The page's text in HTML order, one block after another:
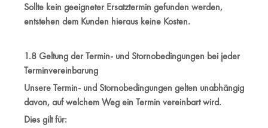
Sollte kein geeigneter Ersatztermin gefunden werden,
entstehen dem Kunden hieraus keine Kosten.
1.8 Geltung der Termin- und Stornobedingungen bei jeder
Terminvereinbarung
Unsere Termin- und Stornobedingungen gelten unabhängig
davon, auf welchem Weg ein Termin vereinbart wird.
Dies gilt für: